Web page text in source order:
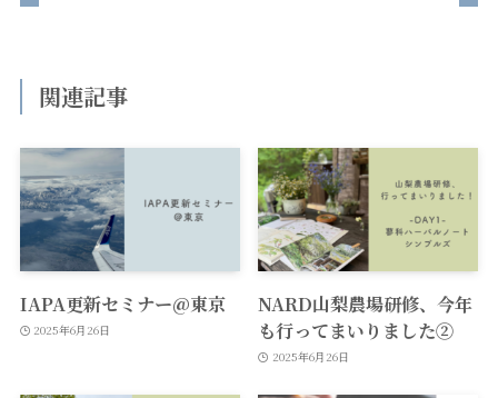
関連記事
IAPA更新セミナー@東京
2025年6月26日
NARD山梨農場研修、今年
も行ってまいりました②
2025年6月26日